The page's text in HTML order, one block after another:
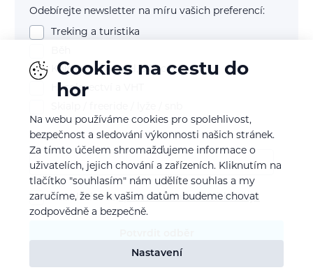
Odebírejte newsletter na míru vašich preferencí:
Treking a turistika
Kolo (mtb, gravel, silnice)
Horolezectví a VHT
E-mail
Souhlasím sezpracováním osobních údajů
Cookies na cestu do
hor
Na webu používáme cookies pro spolehlivost,
bezpečnost a sledování výkonnosti našich stránek.
Za tímto účelem shromažďujeme informace o
uživatelích, jejich chování a zařízeních. Kliknutím na
tlačítko "souhlasím" nám udělíte souhlas a my
zaručíme, že se k vašim datům budeme chovat
zodpovědně a bezpečně.
Nastavení